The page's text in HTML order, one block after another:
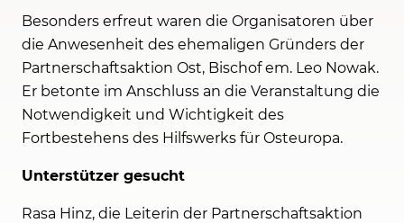
Besonders erfreut waren die Organisatoren über
die Anwesenheit des ehemaligen Gründers der
Partnerschaftsaktion Ost, Bischof em. Leo Nowak.
Er betonte im Anschluss an die Veranstaltung die
Notwendigkeit und Wichtigkeit des
Fortbestehens des Hilfswerks für Osteuropa.
Unterstützer gesucht
Rasa Hinz, die Leiterin der Partnerschaftsaktion